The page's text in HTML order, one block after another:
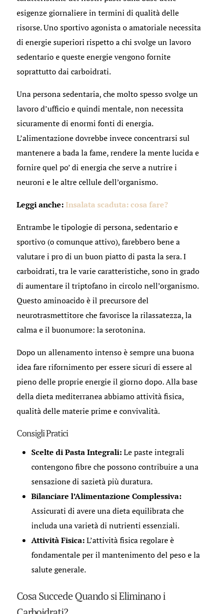
esigenze giornaliere in termini di qualità delle
risorse. Uno sportivo agonista o amatoriale necessita
di energie superiori rispetto a chi svolge un lavoro
sedentario e queste energie vengono fornite
soprattutto dai carboidrati.
Una persona sedentaria, che molto spesso svolge un
lavoro d’ufficio e quindi mentale, non necessita
sicuramente di enormi fonti di energia.
L’alimentazione dovrebbe invece concentrarsi sul
mantenere a bada la fame, rendere la mente lucida e
fornire quel po’ di energia che serve a nutrire i
neuroni e le altre cellule dell’organismo.
Leggi anche:Insalata scaduta: cosa fare?
Entrambe le tipologie di persona, sedentario e
sportivo (o comunque attivo), farebbero bene a
valutare i pro di un buon piatto di pasta la sera. I
carboidrati, tra le varie caratteristiche, sono in grado
di aumentare il triptofano in circolo nell’organismo.
Questo aminoacido è il precursore del
neurotrasmettitore che favorisce la rilassatezza, la
calma e il buonumore: la serotonina.
Dopo un allenamento intenso è sempre una buona
idea fare rifornimento per essere sicuri di essere al
pieno delle proprie energie il giorno dopo. Alla base
della dieta mediterranea abbiamo attività fisica,
qualità delle materie prime e convivalità.
Consigli Pratici
Scelte di Pasta Integrali:Le paste integrali
contengono fibre che possono contribuire a una
sensazione di sazietà più duratura.
Bilanciare l’Alimentazione Complessiva:
Assicurati di avere una dieta equilibrata che
includa una varietà di nutrienti essenziali.
Attività Fisica:L’attività fisica regolare è
fondamentale per il mantenimento del peso e la
salute generale.
Cosa Succede Quando si Eliminano i